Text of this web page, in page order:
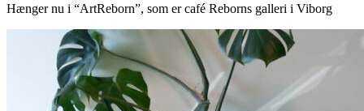
Hænger nu i “ArtReborn”, som er café Reborns galleri i Viborg